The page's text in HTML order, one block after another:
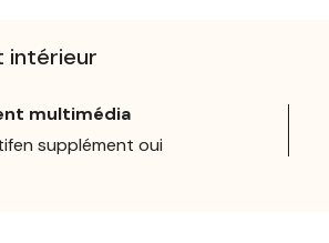
intérieur
multimédia
supplément oui